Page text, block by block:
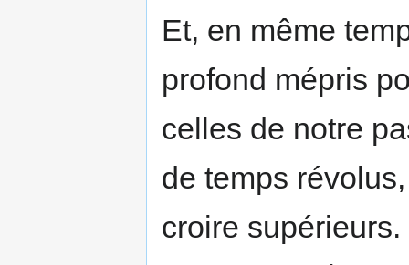
Et, en même
profond mépris
celles de notre
de temps
croire